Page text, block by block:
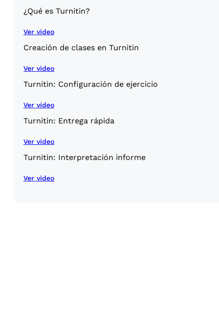
¿Qué es Turnitin?
Ver video
Creación de clases en Turnitin
Ver video
Turnitin: Configuración de ejercicio
Ver video
Turnitin: Entrega rápida
Ver video
Turnitin: Interpretación informe
Ver video